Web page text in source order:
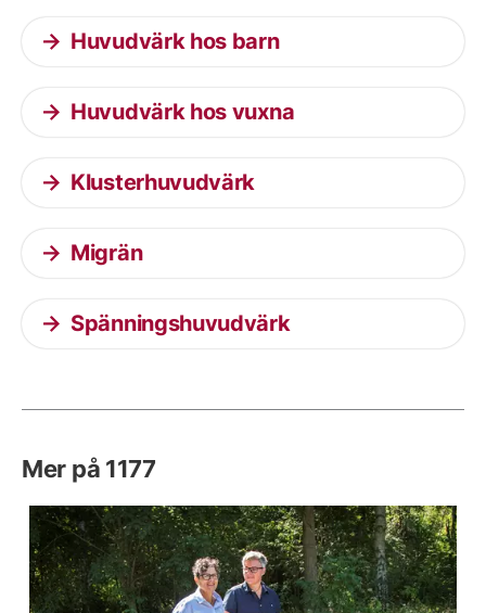
Huvudvärk hos barn
Huvudvärk hos vuxna
Klusterhuvudvärk
Migrän
Spänningshuvudvärk
Mer på 1177